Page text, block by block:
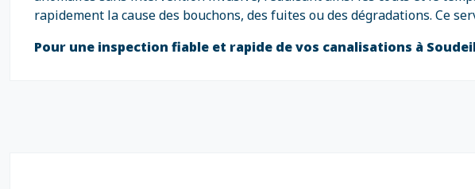
rapidement la cause des bouchons, des fuites ou des dégradations. Ce
Pour une inspection fiable et rapide de vos canalisations à